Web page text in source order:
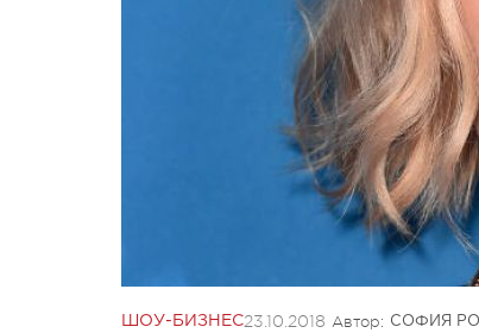
ШОУ-БИЗНЕС23.10.2018 Автор: СОФИЯ